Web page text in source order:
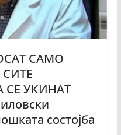
САМО
СЕ УКИНАТ
состојба